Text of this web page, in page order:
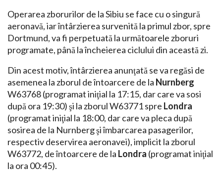
Operarea zborurilor de la Sibiu se face cu o singură
aeronavă, iar întârzierea survenită la primul zbor, spre
Dortmund, va fi perpetuată la următoarele zboruri
programate, până la încheierea ciclului din această zi.
Din acest motiv, întârzierea anunţată se va regăsi de
asemenea la zborul de întoarcere de la Nurnberg
W63768 (programat iniţial la 17:15, dar care va sosi
după ora 19:30) şi la zborul W63771 spre Londra
(programat iniţial la 18:00, dar care va pleca după
sosirea de la Nurnberg şi îmbarcarea pasagerilor,
respectiv deservirea aeronavei), implicit la zborul
W63772, de întoarcere de la Londra (programat iniţial
la ora 00:45).